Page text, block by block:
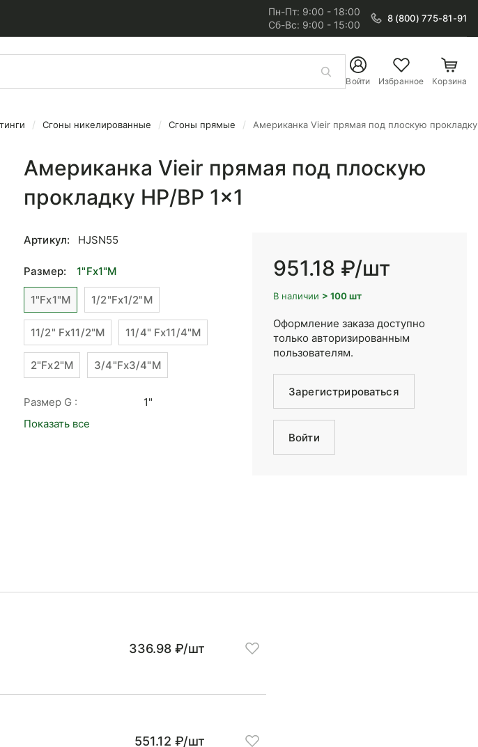
Пн-Пт: 9:00 - 18:00
Сб-Вс: 9:00 - 15:00
8 (800) 775-81-91
Войти Избранное Корзина
Сгоны никелированные Сгоны прямые Американка Vieir прямая под плоскую
Американка Vieir прямая под плоскую
прокладку НР/ВР 1x1
Артикул: HJSN55
Размер: 1"Fx1"M
1"Fx1"M 1/2"Fx1/2"M
11/2" Fx11/2"M 11/4" Fx11/4"M
2"Fx2"M 3/4"Fx3/4"M
Размер G :
1"
Показать все
951.18 ₽/шт
В наличии > 100 шт
Оформление заказа доступно
только авторизированным
пользователям.
Зарегистрироваться
Войти
336.98 ₽/шт
551.12 ₽/шт